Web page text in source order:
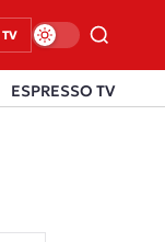
TV
ESPRESSO TV